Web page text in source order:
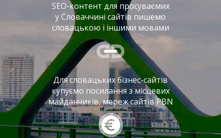
SEO-контент для просуваємих
у Словаччині сайтів пишемо
словацькою і іншими мовами
Для словацьких бізнес-сайтів
купуємо посилання з місцевих
майданчиків, мереж сайтів PBN